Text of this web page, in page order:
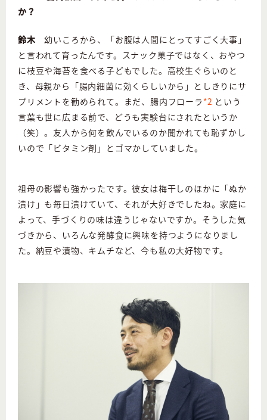
か？
鈴木 幼いころから、「お腹は人間にとってすごく大事」
と言われて育ったんです。スナック菓子ではなく、おやつ
に枝豆や海苔を食べる子どもでした。高校生ぐらいのと
き、母親から「腸内細菌に効くらしいから」としきりにサ
プリメントを勧められて。まだ、腸内フローラ *2 という
言葉も世に広まる前で、どうも実験台にされたというか
（笑）。友人から何を飲んでいるのか聞かれても恥ずかし
いので「ビタミン剤」とゴマかしていました。
祖母の影響も強かったです。彼女は梅干しのほかに「ぬか
漬け」も毎日漬けていて、それが大好きでしたね。家庭に
よって、手づくりの味は違うじゃないですか。そうした気
づきから、いろんな発酵食に興味を持つようになりまし
た。納豆や漬物、キムチなど、今も私の大好物です。